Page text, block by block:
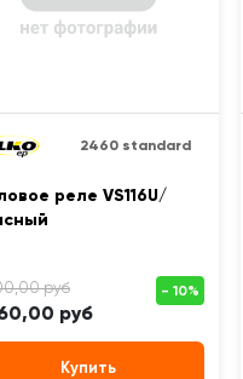
2460 standard
реле VS116U/
руб
Купить